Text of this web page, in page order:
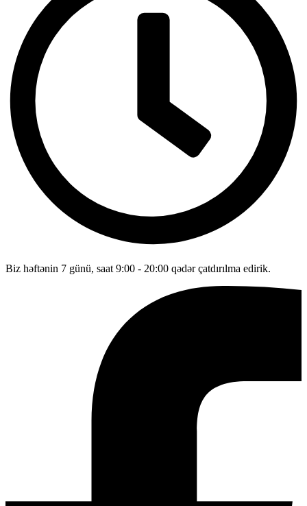
Biz həftənin 7 günü, saat 9:00 - 20:00 qədər çatdırılma edirik.